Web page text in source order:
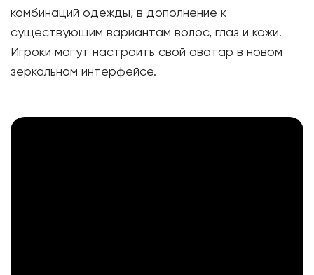
комбинаций одежды, в дополнение к
существующим вариантам волос, глаз и кожи.
Игроки могут настроить свой аватар в новом
зеркальном интерфейсе.